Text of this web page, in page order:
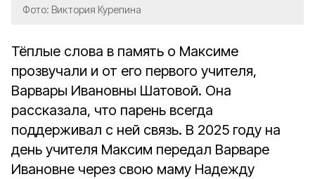
Фото: Виктория Курепина
Тёплые слова в память о Максиме
прозвучали и от его первого учителя,
Варвары Ивановны Шатовой. Она
рассказала, что парень всегда
поддерживал с ней связь. В 2025 году на
день учителя Максим передал Варваре
Ивановне через свою маму Надежду